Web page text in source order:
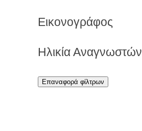
Εικονογράφος
Ηλικία Αναγνωστών
Επαναφορά φίλτρων